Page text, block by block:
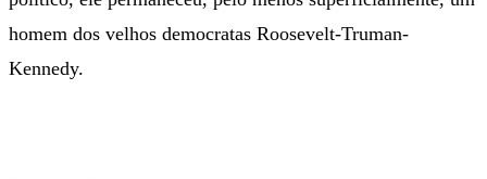
homem dos velhos democratas Roosevelt-Truman-
Kennedy.